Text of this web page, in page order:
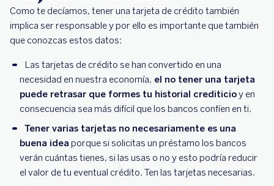
Como te decíamos, tener una tarjeta de crédito también
implica ser responsable y por ello es importante que también
que conozcas estos datos:
Las tarjetas de crédito se han convertido en una
necesidad en nuestra economía, el no tener una tarjeta
puede retrasar que formes tu historial crediticioy en
consecuencia sea más difícil que los bancos confíen en ti.
Tener varias tarjetas no necesariamente es una
buena idea porque si solicitas un préstamo los bancos
verán cuántas tienes, si las usas o no y esto podría reducir
el valor de tu eventual crédito. Ten las tarjetas necesarias.